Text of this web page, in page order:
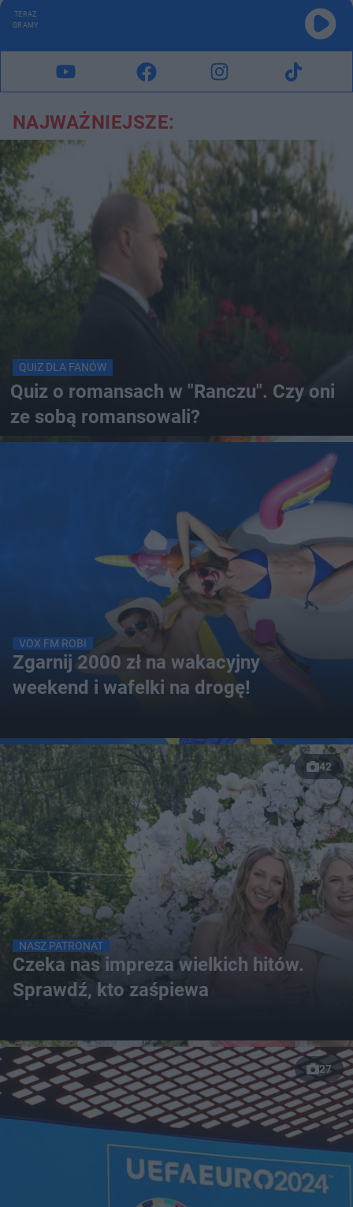
TERAZ
GRAMY
NAJWAŻNIEJSZE:
QUIZ DLA FANÓW
Quiz o romansach w "Ranczu". Czy oni
ze sobą romansowali?
VOX FM ROBI
Zgarnij 2000 zł na wakacyjny
weekend i wafelki na drogę!
42
NASZ PATRONAT
Czeka nas impreza wielkich hitów.
Sprawdź, kto zaśpiewa
27